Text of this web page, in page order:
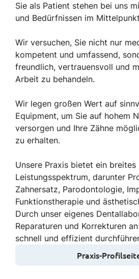
Sie als Patient stehen bei uns
und Bedürfnissen im
Wir versuchen, Sie nicht nur
kompetent und umfassend,
freundlich, vertrauensvoll und
Arbeit zu behandeln.
Wir legen großen Wert auf
Equipment, um Sie auf hohem
versorgen und Ihre Zähne
zu erhalten.
Unsere Praxis bietet ein breites
Leistungsspektrum, darunter
Zahnersatz, Parodontologie,
Funktionstherapie und
Durch unser eigenes
Reparaturen und Korrekturen
schnell und effizient
Praxis-